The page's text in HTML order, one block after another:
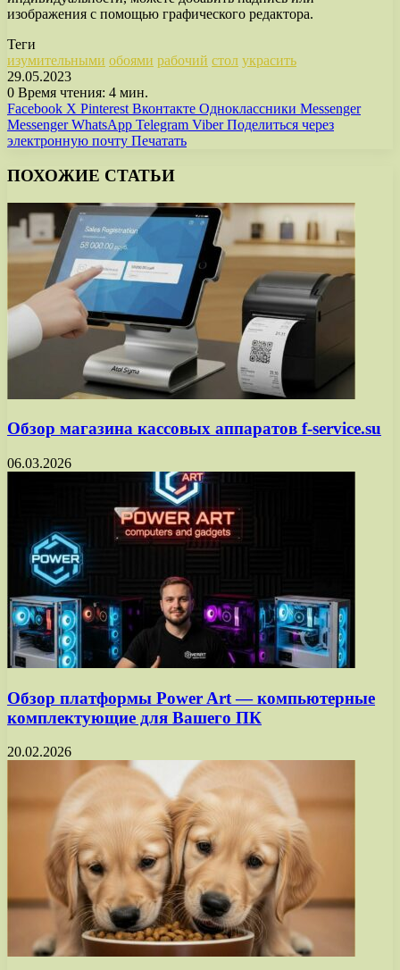
изображения с помощью графического редактора.
Теги
изумительными обоями рабочий стол украсить
29.05.2023
0 Время чтения: 4 мин.
Facebook X Pinterest Вконтакте Одноклассники Messenger
Messenger WhatsApp Telegram Viber Поделиться через
электронную почту Печатать
ПОХОЖИЕ СТАТЬИ
Обзор магазина кассовых аппаратов f-service.su
06.03.2026
Обзор платформы Power Art — компьютерные
комплектующие для Вашего ПК
20.02.2026